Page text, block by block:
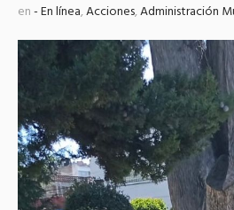
en- En línea,Acciones,Administración